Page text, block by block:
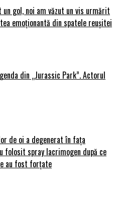
un gol, noi am văzut un vis urmărit
emoționantă din spatele reușitei
din „Jurassic Park”. Actorul
de oi a degenerat în fața
folosit spray lacrimogen după ce
au fost forțate